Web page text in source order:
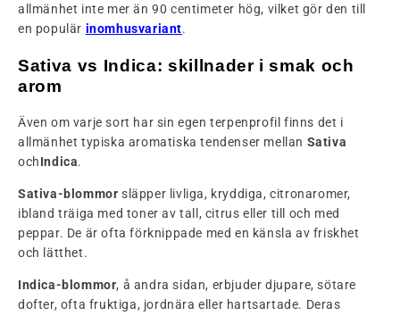
allmänhet inte mer än 90 centimeter hög, vilket gör den till
en populär inomhusvariant.
Sativa vs Indica: skillnader i smak och
arom
Även om varje sort har sin egen terpenprofil finns det i
allmänhet typiska aromatiska tendenser mellan Sativa
ochIndica.
Sativa-blommor släpper livliga, kryddiga, citronaromer,
ibland träiga med toner av tall, citrus eller till och med
peppar. De är ofta förknippade med en känsla av friskhet
och lätthet.
Indica-blommor, å andra sidan, erbjuder djupare, sötare
dofter, ofta fruktiga, jordnära eller hartsartade. Deras